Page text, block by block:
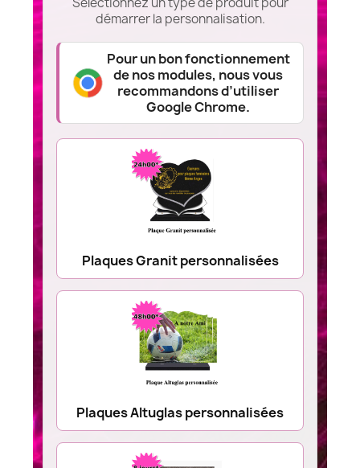
démarrer la personnalisation.
Pour un bon fonctionnement
de nos modules, nous vous
recommandons d’utiliser
Google Chrome.
Plaques Granit personnalisées
Plaques Altuglas personnalisées